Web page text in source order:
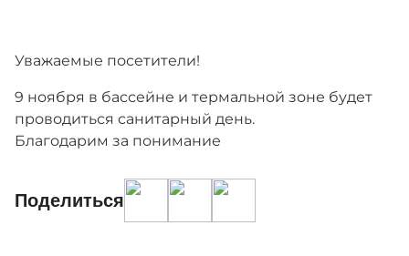
Уважаемые посетители!
9 ноября в бассейне и термальной зоне будет
проводиться санитарный день.
Благодарим за понимание
Поделиться